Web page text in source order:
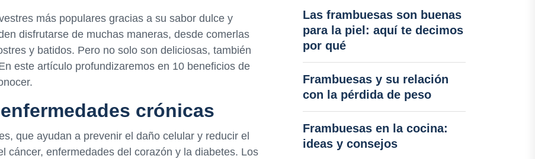
más populares gracias a su sabor dulce y
disfrutarse de muchas maneras, desde comerlas
y batidos. Pero no solo son deliciosas, también
este artículo profundizaremos en 10 beneficios de
crónicas
que ayudan a prevenir el daño celular y reducir el
cáncer, enfermedades del corazón y la diabetes. Los
Las frambuesas son buenas
para la piel: aquí te decimos
por qué
Frambuesas y su relación
con la pérdida de peso
Frambuesas en la cocina:
ideas y consejos